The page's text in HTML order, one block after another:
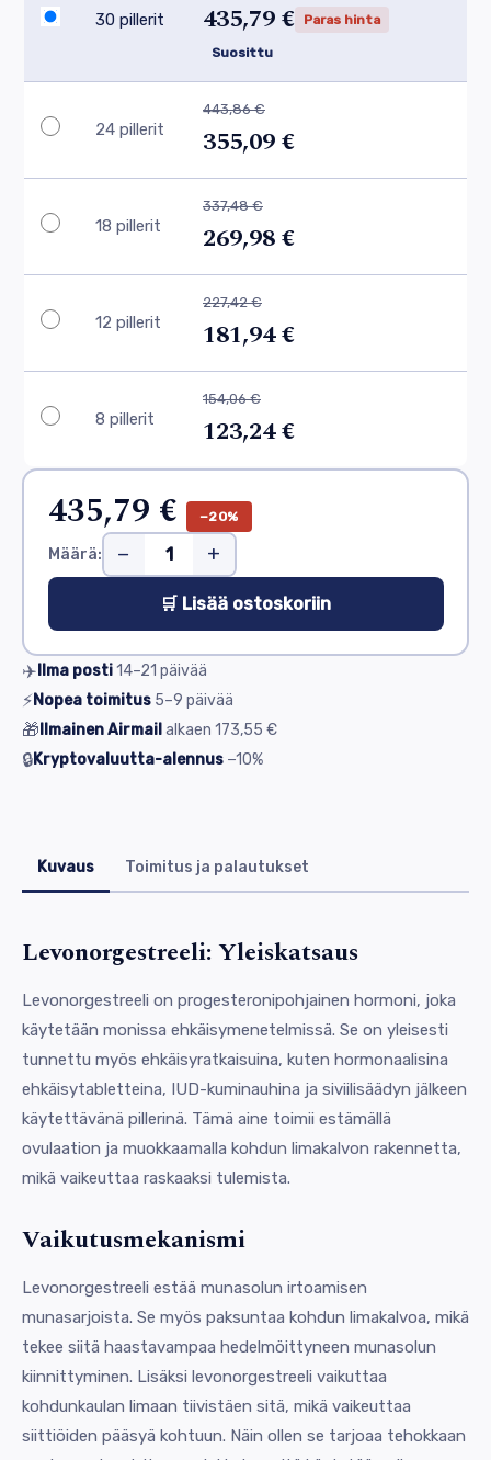
30 pillerit 435,79 € Paras hinta
Suosittu
24 pillerit
443,86 €
355,09 €
18 pillerit
337,48 €
269,98 €
12 pillerit
227,42 €
181,94 €
8 pillerit
154,06 €
123,24 €
435,79 € −20%
Määrä: − +
🛒 Lisää ostoskoriin
✈️Ilma posti14–21 päivää
⚡Nopea toimitus 5–9 päivää
🎁Ilmainen Airmailalkaen 173,55 €
🔒Kryptovaluutta-alennus −10%
Kuvaus Toimitus ja palautukset
Levonorgestreeli: Yleiskatsaus
Levonorgestreeli on progesteronipohjainen hormoni, joka
käytetään monissa ehkäisymenetelmissä. Se on yleisesti
tunnettu myös ehkäisyratkaisuina, kuten hormonaalisina
ehkäisytabletteina, IUD-kuminauhina ja siviilisäädyn jälkeen
käytettävänä pillerinä. Tämä aine toimii estämällä
ovulaation ja muokkaamalla kohdun limakalvon rakennetta,
mikä vaikeuttaa raskaaksi tulemista.
Vaikutusmekanismi
Levonorgestreeli estää munasolun irtoamisen
munasarjoista. Se myös paksuntaa kohdun limakalvoa, mikä
tekee siitä haastavampaa hedelmöittyneen munasolun
kiinnittyminen. Lisäksi levonorgestreeli vaikuttaa
kohdunkaulan limaan tiivistäen sitä, mikä vaikeuttaa
siittiöiden pääsyä kohtuun. Näin ollen se tarjoaa tehokkaan